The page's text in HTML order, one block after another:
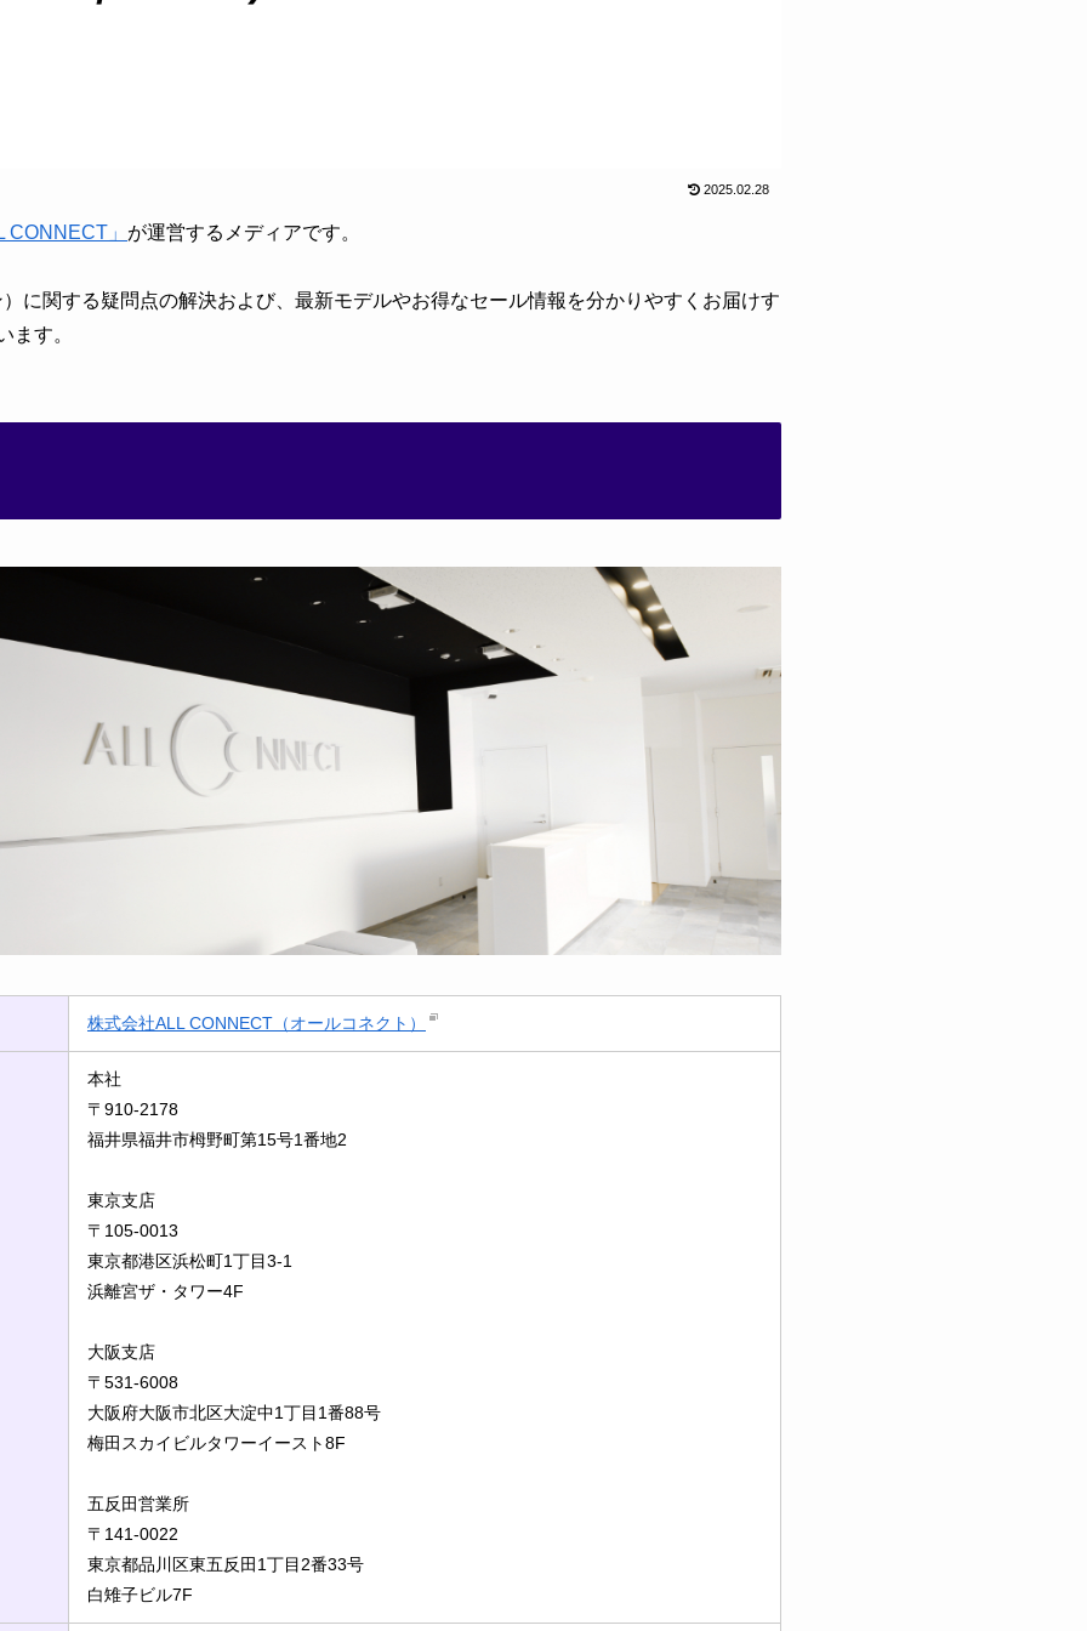
2025.02.28
CONNECT」 が運営するメディアです。
に関する疑問点の解決および、最新モデルやお得なセール情報を分かりやすくお届けす
ます。
株式会社ALL CONNECT（オールコネクト）
本社
〒910-2178
福井県福井市栂野町第15号1番地2
東京支店
〒105-0013
東京都港区浜松町1丁目3-1
浜離宮ザ・タワー4F
大阪支店
〒531-6008
大阪府大阪市北区大淀中1丁目1番88号
梅田スカイビルタワーイースト8F
五反田営業所
〒141-0022
東京都品川区東五反田1丁目2番33号
白雉子ビル7F